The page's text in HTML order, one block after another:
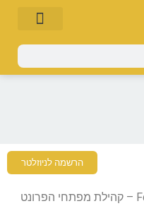
הרשמה לניוזלטר
Ⓒ כל הזכויות שמורות ל- Fed Cast – קהילת מפתחי הפרונט